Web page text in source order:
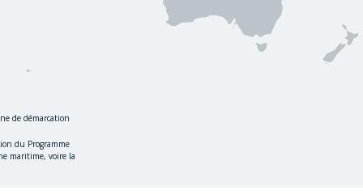
de démarcation
du Programme
maritime, voire la